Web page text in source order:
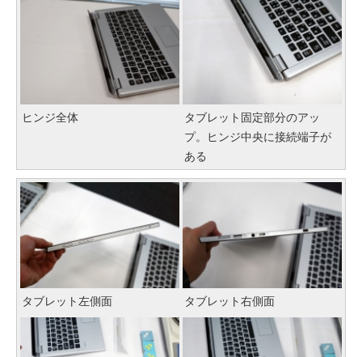
ヒンジ全体
タブレット固定部分のアッ
プ。ヒンジ中央に接続端子が
ある
タブレット左側面 タブレット右側面